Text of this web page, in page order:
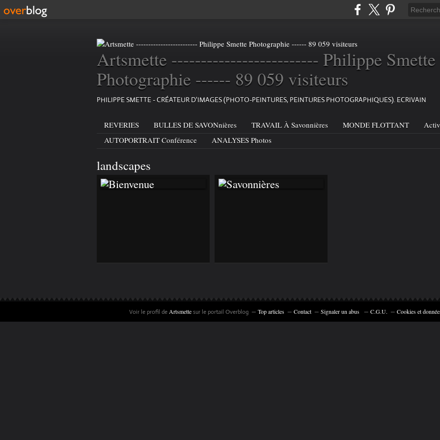
Artsmette ------------------------- Philippe Smette
Photographie ------ 89 059 visiteurs
PHILIPPE SMETTE - CRÉATEUR D'IMAGES (PHOTO-PEINTURES, PEINTURES PHOTOGRAPHIQUES). ECRIVAIN
REVERIES BULLES DE SAVONnières TRAVAIL À Savonnières MONDE FLOTTANT
AUTOPORTRAIT Conférence
ANALYSES Photos
landscapes
Voir le profil de Artsmettesur le portail Overblog Top articles Contact Signaler un abus C.G.U. Cookies et